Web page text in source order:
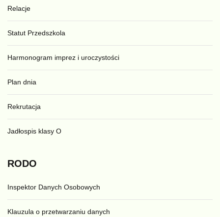
Relacje
Statut Przedszkola
Harmonogram imprez i uroczystości
Plan dnia
Rekrutacja
Jadłospis klasy O
RODO
Inspektor Danych Osobowych
Klauzula o przetwarzaniu danych